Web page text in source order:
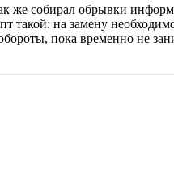
же собирал обрывки
такой: на замену
пока временно не